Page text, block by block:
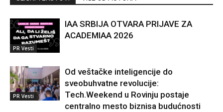
PR Vesti
IAA SRBIJA OTVARA PRIJAVE ZA
ACADEMIAA 2026
PR Vesti
Od veštačke inteligencije do
sveobuhvatne revolucije:
Tech.Weekend u Rovinju postaje
centralno mesto biznisa budućnosti